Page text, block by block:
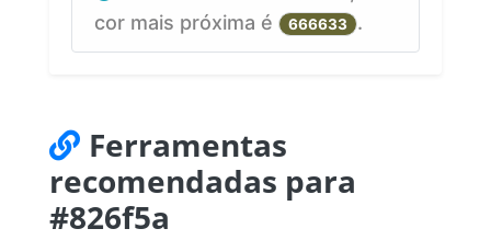
cor mais próxima é
666633 .
Ferramentas
recomendadas para
#826f5a